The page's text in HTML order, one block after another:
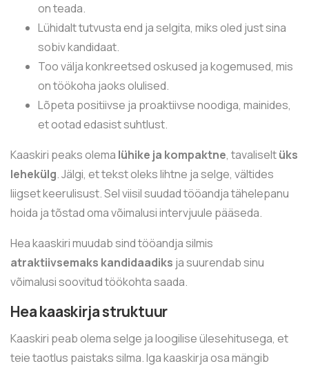
on teada.
Lühidalt tutvusta end ja selgita, miks oled just sina
sobiv kandidaat.
Too välja konkreetsed oskused ja kogemused, mis
on töökoha jaoks olulised.
Lõpeta positiivse ja proaktiivse noodiga, mainides,
et ootad edasist suhtlust.
Kaaskiri peaks olema lühike ja kompaktne, tavaliseltüks
lehekülg. Jälgi, et tekst oleks lihtne ja selge, vältides
liigset keerulisust. Sel viisil suudad tööandja tähelepanu
hoida ja tõstad oma võimalusi intervjuule pääseda.
Hea kaaskiri muudab sind tööandja silmis
atraktiivsemaks kandidaadiks ja suurendab sinu
võimalusi soovitud töökohta saada.
Hea kaaskirja struktuur
Kaaskiri peab olema selge ja loogilise ülesehitusega, et
teie taotlus paistaks silma. Iga kaaskirja osa mängib